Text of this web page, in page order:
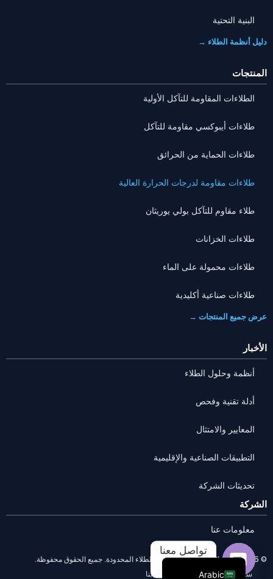
البنية التحتية
دليل أنظمة الطلاء →
المنتجات
الطلاءات المقاومة للتآكل الأولية
طلاءات أيبوكسي مقاومة للتآكل
طلاءات الحماية من الحرائق
طلاءات مقاومة لدرجات الحرارة العالية
طلاء مقاوم للتآكل بولي يوريثان
طلاءات الخزانات
طلاءات محمولة على الماء
طلاءات صناعية أكليدية
عرض جميع المنتجات →
الأخبار
أنظمة وحلول الطلاء
أدلة تقنية وفحص
المعايير والامتثال
التطبيقات الصناعية والإقليمية
تحديثات الشركة
الشركة
معلومات عنا
© 2025 شركة Anhui HUILI لتقنيات الطلاء المحدودة. جميع الحقوق محفوظة.
سياسة الخصوصية
اتصل بنا Arabic
English
French
Russian
Portuguese
تواصل معنا